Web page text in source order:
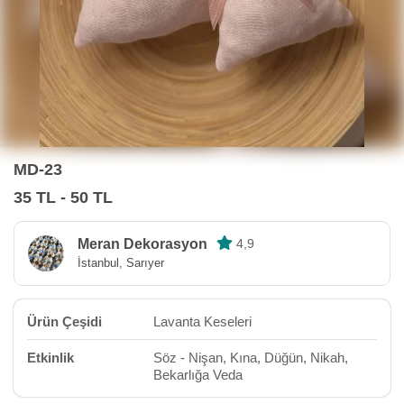
MD-23
35 TL - 50 TL
Meran Dekorasyon 4,9
İstanbul, Sarıyer
Ürün Çeşidi Lavanta Keseleri
Etkinlik
Söz - Nişan, Kına, Düğün, Nikah,
Bekarlığa Veda